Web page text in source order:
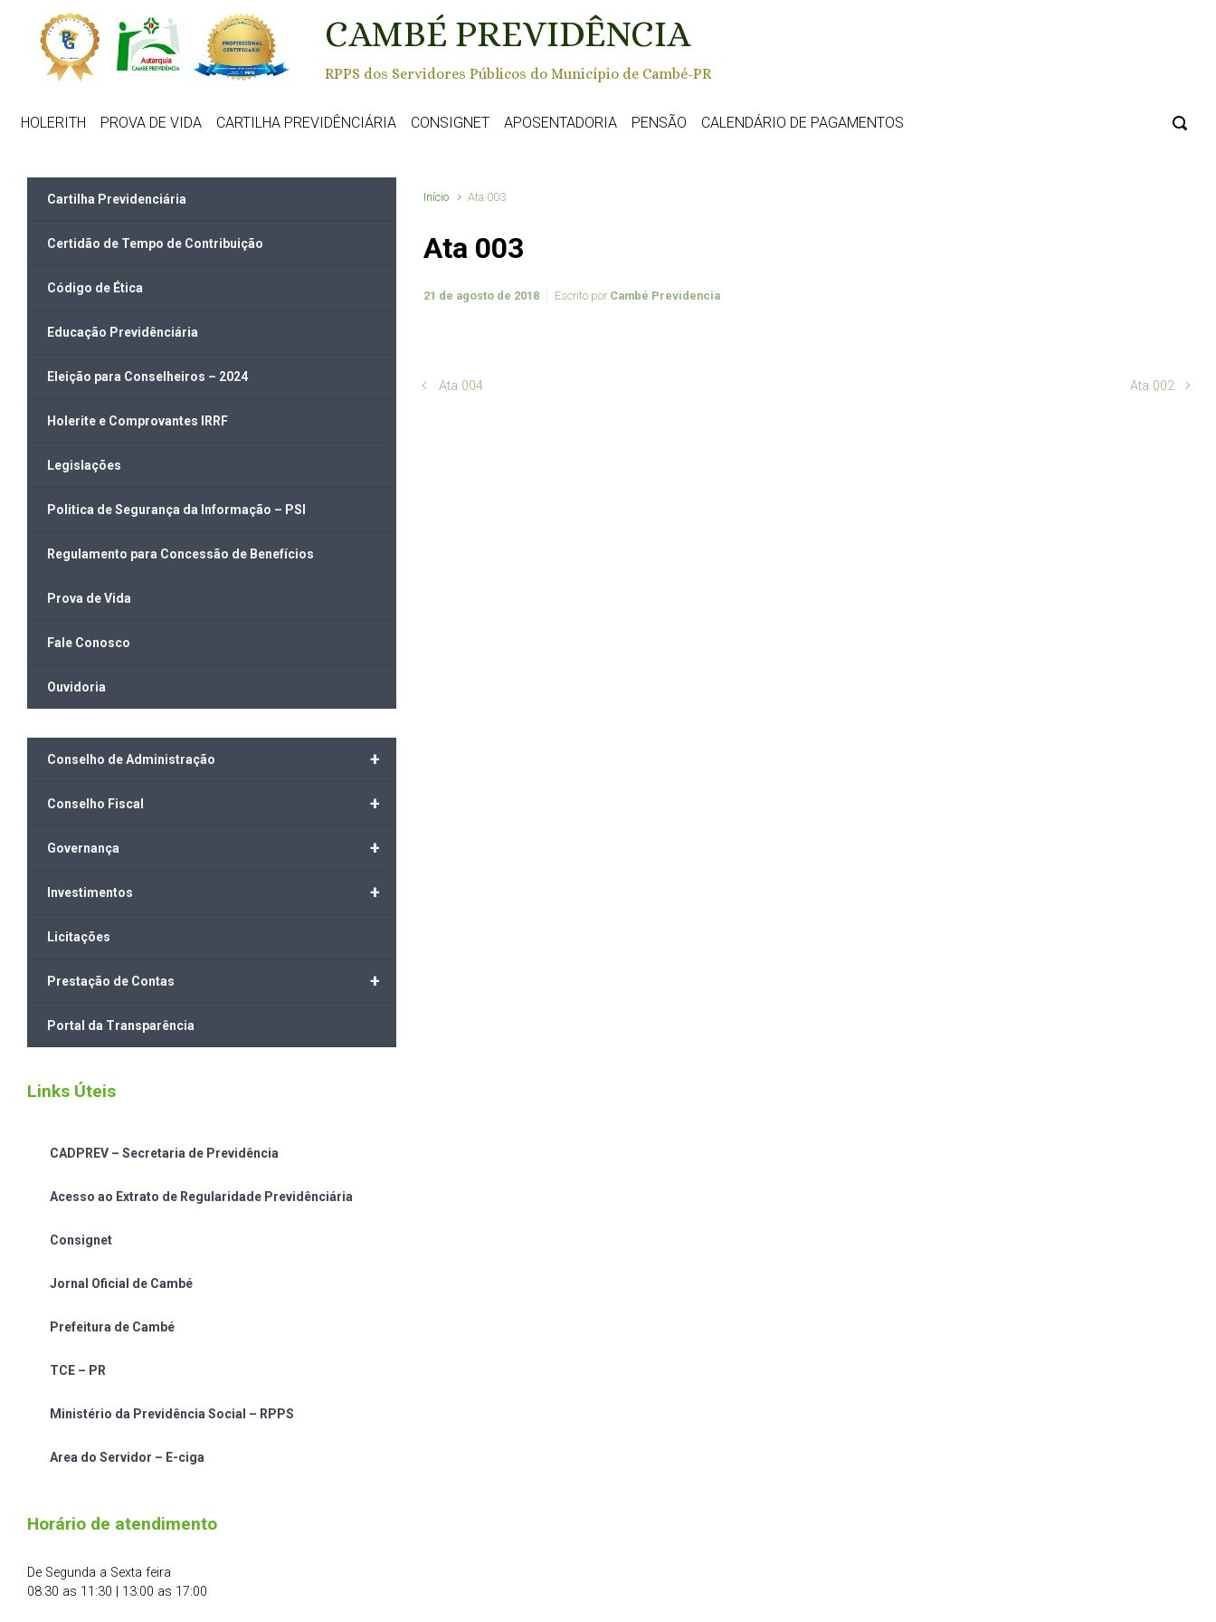
Skip to main content
CAMBÉ PREVIDÊNCIA
RPPS dos Servidores Públicos do Município de Cambé-PR
HOLERITH PROVA DE VIDA CARTILHA PREVIDÊNCIÁRIA CONSIGNET APOSENTADORIA PENSÃO CALENDÁRIO DE PAGAMENTOS
Início Ata 003
Ata 003
21 de agosto de 2018 Escrito por Cambé Previdencia
Ata 004 Ata 002
Cartilha Previdenciária
Certidão de Tempo de Contribuição
Código de Ética
Educação Previdênciária
Eleição para Conselheiros – 2024
Holerite e Comprovantes IRRF
Legislações
Politica de Segurança da Informação – PSI
Regulamento para Concessão de Benefícios
Prova de Vida
Fale Conosco
Ouvidoria
+
Conselho de Administração
+
Conselho Fiscal
+
Governança
+
Investimentos
Licitações
+
Prestação de Contas
Portal da Transparência
Links Úteis
CADPREV – Secretaria de Previdência
Acesso ao Extrato de Regularidade Previdênciária
Consignet
Jornal Oficial de Cambé
Prefeitura de Cambé
TCE – PR
Ministério da Previdência Social – RPPS
Area do Servidor – E-ciga
Horário de atendimento
De Segunda a Sexta feira
08:30 as 11:30 | 13:00 as 17:00